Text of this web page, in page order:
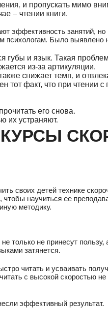
и пропускать мимо
– чтении книги.
эффективность занятий,
психологам. Было
и язык. Такая
из-за артикуляции.
снижает темп, и
факт, что при чтении
его снова.
их устраняют.
своих детей технике
научиться ее
методику.
не принесут
затянется.
читать и усваивать
с высокой скоростью
эффективный результат.